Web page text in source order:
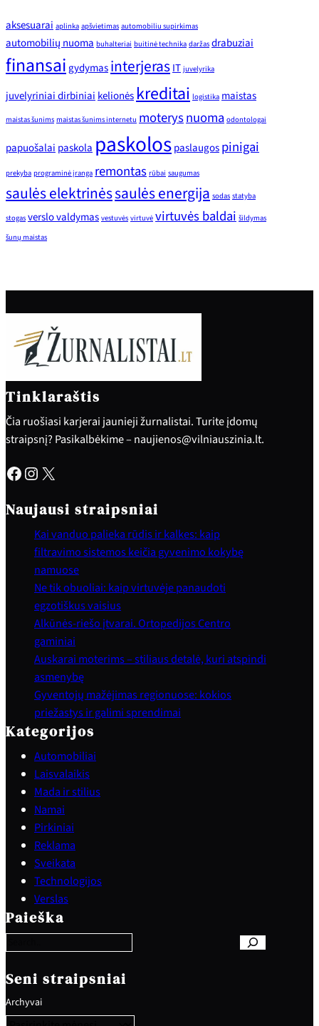
aksesuarai aplinka apšvietimas automobiliu supirkimas
automobilių nuoma buhalteriai buitinė technika daržas drabuziai
finansai gydymasinterjerasIT juvelyrika
juvelyriniai dirbiniai kelionėskreditai logistika maistas
maistas šunims maistas šunims internetu moterysnuoma odontologai
papuošalai paskola paskolospaslaugospinigai
prekyba programinė įranga remontas rūbai saugumas
saulės elektrinėssaulės energija sodas statyba
stogas verslo valdymas vestuvės virtuvė virtuvės baldai šildymas
šunų maistas
Tinklaraštis
Čia ruošiasi karjerai jaunieji žurnalistai. Turite įdomų
straipsnį? Pasikalbėkime – naujienos@vilniauszinia.lt.
Facebook Instagram X
Naujausi straipsniai
Kai vanduo palieka rūdis ir kalkes: kaip
filtravimo sistemos keičia gyvenimo kokybę
namuose
Ne tik obuoliai: kaip virtuvėje panaudoti
egzotiškus vaisius
Alkūnės-riešo įtvarai. Ortopedijos Centro
gaminiai
Auskarai moterims – stiliaus detalė, kuri atspindi
asmenybę
Gyventojų mažėjimas regionuose: kokios
priežastys ir galimi sprendimai
Kategorijos
Automobiliai
Laisvalaikis
Mada ir stilius
Namai
Pirkiniai
Reklama
Sveikata
Technologijos
Verslas
Paieška
e
a
c
h
Seni straipsniai
Archyvai